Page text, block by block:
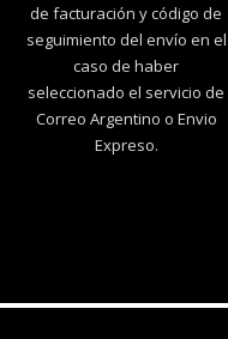
de facturación y código de
seguimiento del envío en el
caso de haber
seleccionado el servicio de
Correo Argentino o Envio
Expreso.